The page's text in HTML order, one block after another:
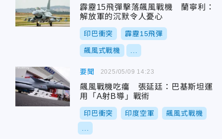
霹靂15飛彈擊落飆風戰機 蘭寧利：
解放軍的沉默令人憂心
印巴衝突 霹靂15飛彈
飆風式戰機
要聞
飆風戰機吃癟 張延廷：巴基斯坦運
用「A射B導」戰術
印巴衝突 印度空軍 飆風式戰機
2025/05/09 14:23